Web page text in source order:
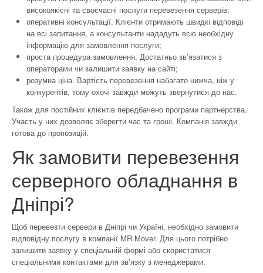
високоякісні та своєчасні послуги перевезення серверів;
оперативні консультації. Клієнти отримають швидкі відповіді
на всі запитання, а консультанти нададуть всю необхідну
інформацію для замовлення послуги;
проста процедура замовлення. Достатньо зв’язатися з
операторами чи залишити заявку на сайті;
розумна ціна. Вартість перевезення набагато нижча, ніж у
конкурентів, тому охочі завжди можуть звернутися до нас.
Також для постійних клієнтів передбачено програми партнерства.
Участь у них дозволяє зберегти час та гроші. Компанія завжди
готова до пропозицій.
Як замовити перевезення
серверного обладнання в
Дніпрі?
Щоб перевезти сервери в Дніпрі чи Україні, необхідно замовити
відповідну послугу в компанії MR.Mover. Для цього потрібно
залишити заявку у спеціальній формі або скористатися
спеціальними контактами для зв’язку з менеджерами.